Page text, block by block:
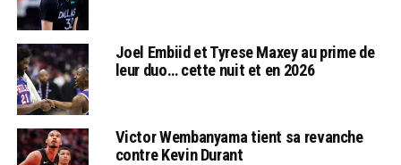
Joel Embiid et Tyrese Maxey au prime de
leur duo… cette nuit et en 2026
Victor Wembanyama tient sa revanche
contre Kevin Durant